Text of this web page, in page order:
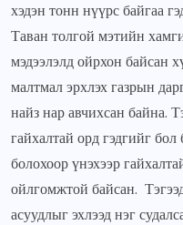
хэдэн тонн нүүрс байгаа
Таван толгой мэтийн
мэдээлэлд ойрхон байсан
малтмал эрхлэх газрын
найз нар авчихсан байна.
гайхалтай орд гэдгийг
болохоор үнэхээр
ойлгомжтой байсан.
асуудлыг эхлээд нэг